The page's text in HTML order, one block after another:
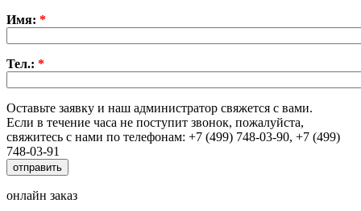
Имя: *
Тел.: *
Оставьте заявку и наш администратор свяжется с вами.
Если в течение часа не поступит звонок, пожалуйста,
свяжитесь с нами по телефонам: +7 (499) 748-03-90, +7 (499)
748-03-91
онлайн заказ